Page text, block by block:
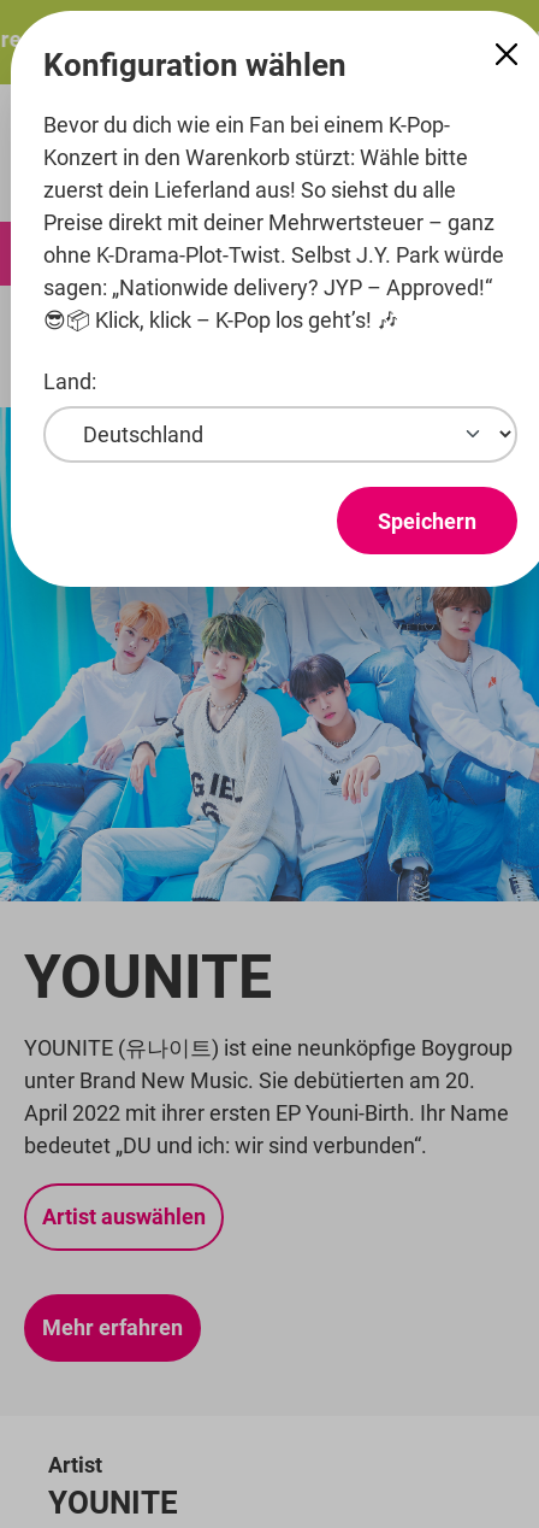
springen
ITZY – ITZY 3RD WORLD TOUR “TUNNEL
0
Artists Brand New Music
YOUNITE
YOUNITE
YOUNITE (유나이트) ist eine neunköpfige Boygroup
unter Brand New Music. Sie debütierten am 20.
April 2022 mit ihrer ersten EP Youni-Birth. Ihr Name
bedeutet „DU und ich: wir sind verbunden“.
Artist auswählen
Mehr erfahren
Artist
YOUNITE
Konfiguration wählen
Bevor du dich wie ein Fan bei einem K-Pop-
Konzert in den Warenkorb stürzt: Wähle bitte
zuerst dein Lieferland aus! So siehst du alle
Preise direkt mit deiner Mehrwertsteuer – ganz
ohne K-Drama-Plot-Twist. Selbst J.Y. Park würde
sagen: „Nationwide delivery? JYP – Approved!“
😎📦 Klick, klick – K-Pop los geht’s! 🎶
Land:
Speichern